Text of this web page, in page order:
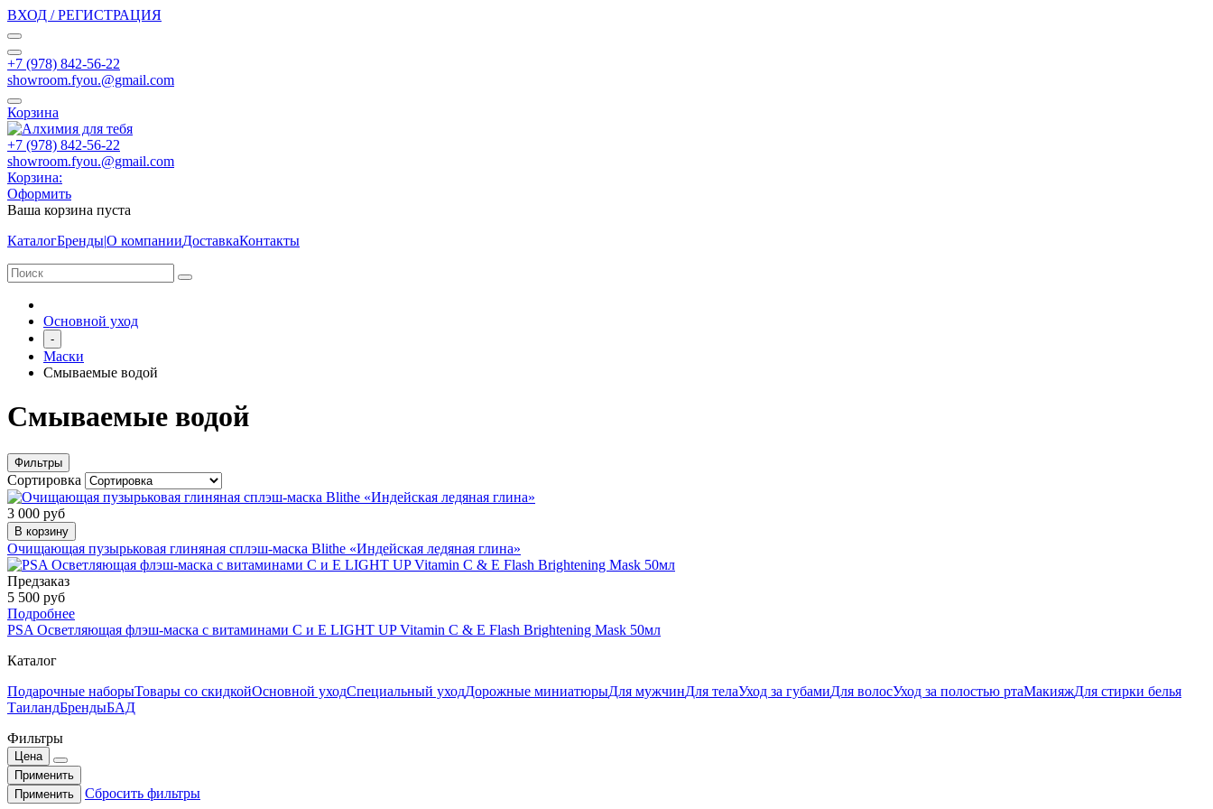
ВХОД / РЕГИСТРАЦИЯ
+7 (978) 842-56-22
showroom.fyou.@gmail.com
Корзина
+7 (978) 842-56-22
showroom.fyou.@gmail.com
Корзина:
Оформить
Ваша корзина пуста
КаталогБренды|О компанииДоставкаКонтакты
Основной уход
-
Маски
Смываемые водой
Смываемые водой
Фильтры
Сортировка
3 000 руб
В корзину
Очищающая пузырьковая глиняная сплэш-маска Blithe «Индейская ледяная глина»
Предзаказ
5 500 руб
Подробнее
PSA Осветляющая флэш-маска с витаминами С и Е LIGHT UP Vitamin C & E Flash Brightening Mask 50мл
Каталог
Подарочные наборыТовары со скидкойОсновной уходСпециальный уходДорожные миниатюрыДля мужчинДля телаУход за губамиДля волосУход за полостью ртаМакияжДля стирки белья
ТаиландБрендыБАД
Фильтры
Цена
Применить
Применить
Сбросить фильтры